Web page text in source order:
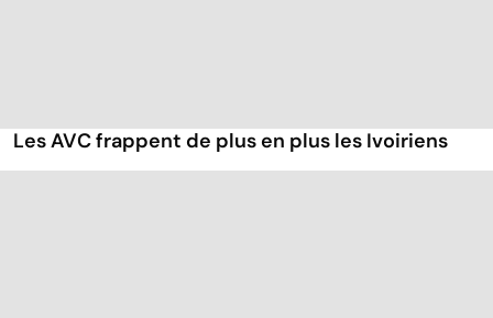
Les AVC frappent de plus en plus les Ivoiriens